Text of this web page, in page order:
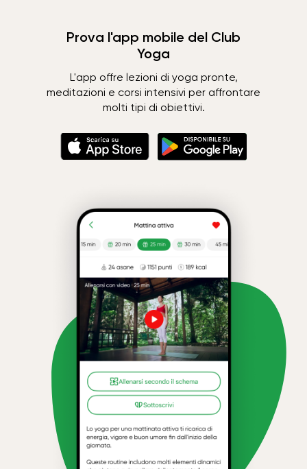
Prova l'app mobile del Club
Yoga
L'app offre lezioni di yoga pronte,
meditazioni e corsi intensivi per affrontare
molti tipi di obiettivi.